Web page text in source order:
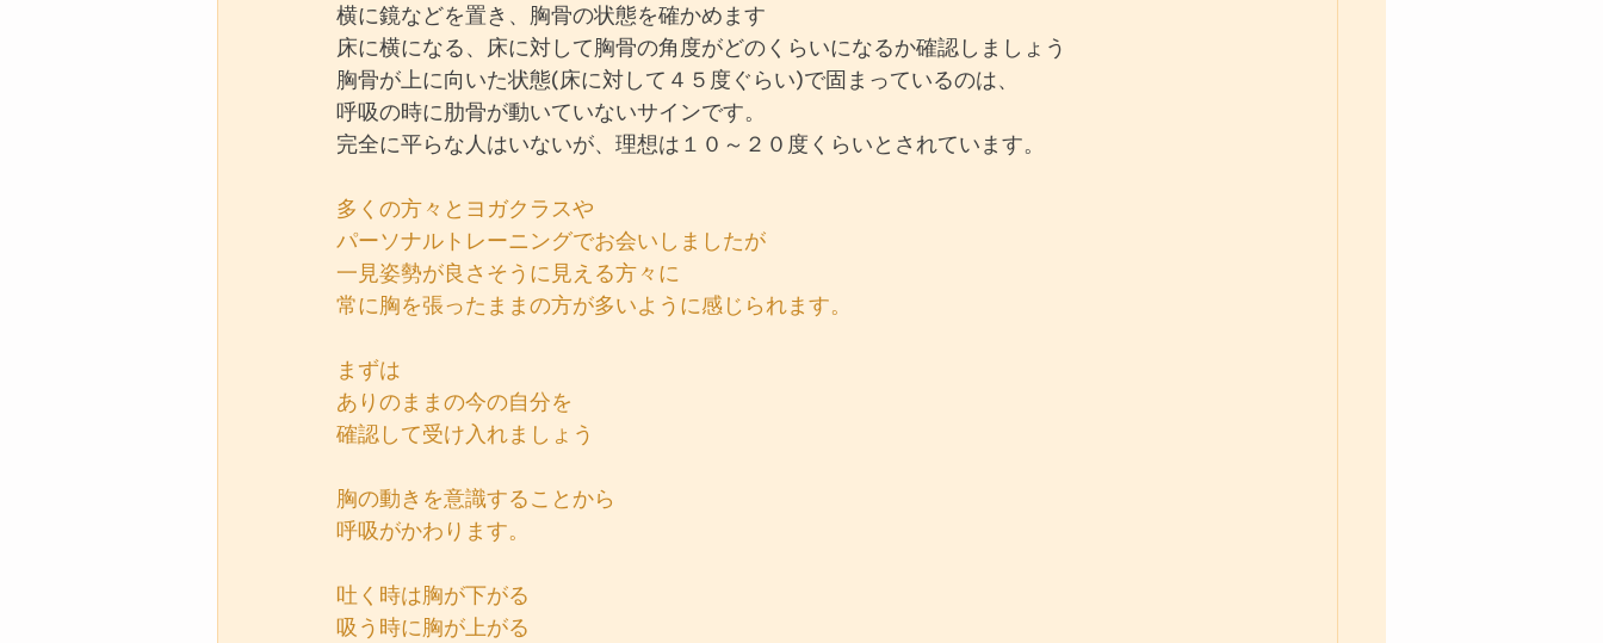
横に鏡などを置き、胸骨の状態を確かめます
床に横になる、床に対して胸骨の角度がどのくらいになるか確認しましょう
胸骨が上に向いた状態(床に対して４５度ぐらい)で固まっているのは、
呼吸の時に肋骨が動いていないサインです。
完全に平らな人はいないが、理想は１０～２０度くらいとされています。
多くの方々とヨガクラスや
パーソナルトレーニングでお会いしましたが
一見姿勢が良さそうに見える方々に
常に胸を張ったままの方が多いように感じられます。
まずは
ありのままの今の自分を
確認して受け入れましょう
胸の動きを意識することから
呼吸がかわります。
吐く時は胸が下がる
吸う時に胸が上がる